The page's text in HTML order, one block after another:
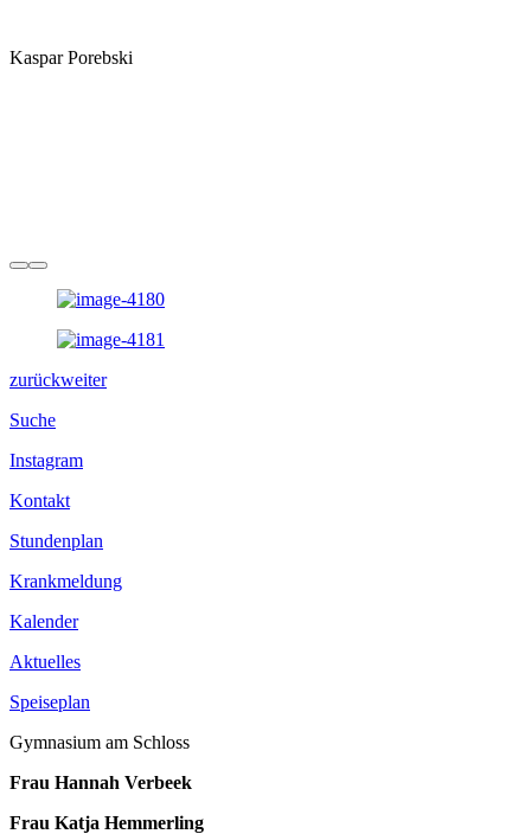
Kaspar Porebski
zurückweiter
Suche
Instagram
Kontakt
Stundenplan
Krankmeldung
Kalender
Aktuelles
Speiseplan
Gymnasium am Schloss
Frau Hannah Verbeek
Frau Katja Hemmerling